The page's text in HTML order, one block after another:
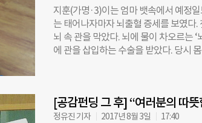
증세로 2011년 이곳에 왔다. 이군을 돌
싶어요’, ‘빵 만드는 제과제빵사가 되고
로 꿈이 바뀌더라”며 “옆에서 응원해줘
말했다. 그런 이군에게는 간절한 소원이
것이다. 하지만 상황이 여의치 않다. 원
파트에서 중년배 형들과 함께 생활하고
치료를 받으러 들렀다가도 저녁이 되면
지훈(가명·3)이는 엄마 뱃속에서 예정
는 태어나자마자 뇌출혈 증세를 보였다
뇌 속 관을 막았다. 뇌에 물이 차오르는
에 관을 삽입하는 수술을 받았다. 당시
던 이씨는 쌍둥이를 임신하면서 사표를
다닌다. 쌍둥이를 가진 기쁨도 잠시, 두
[공감펀딩 그 후] “여러분의 따
정유진 기자 2017년 8월 3일 17:40